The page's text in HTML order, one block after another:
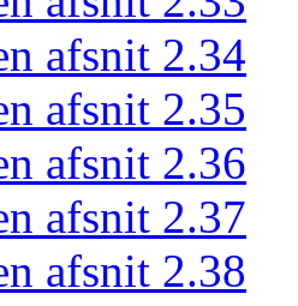
afsnit 2.34
afsnit 2.35
afsnit 2.36
afsnit 2.37
afsnit 2.38